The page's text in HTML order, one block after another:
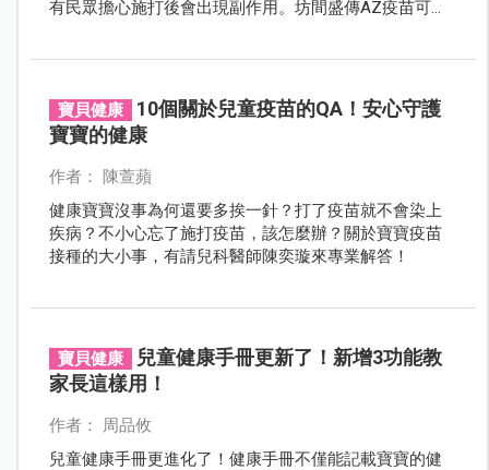
有民眾擔心施打後會出現副作用。坊間盛傳AZ疫苗可能
寶貝健康
10個關於兒童疫苗的QA！安心守護
寶寶的健康
作者： 陳萱蘋
健康寶寶沒事為何還要多挨一針？打了疫苗就不會染上
疾病？不小心忘了施打疫苗，該怎麼辦？關於寶寶疫苗
接種的大小事，有請兒科醫師陳奕璇來專業解答！
寶貝健康
兒童健康手冊更新了！新增3功能教
家長這樣用！
作者： 周品攸
兒童健康手冊更進化了！健康手冊不僅能記載寶寶的健